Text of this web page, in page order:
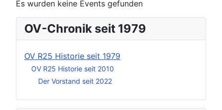
OV-Chronik seit 1979
OV R25 Historie seit 1979
OV R25 Historie seit 2010
Der Vorstand seit 2022
Es wurden keine Events gefunden